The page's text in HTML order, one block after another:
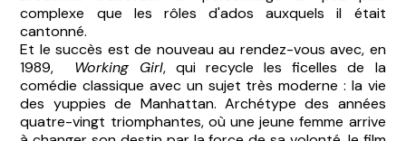
complexe que les rôles d'ados auxquels il était
cantonné.
Et le succès est de nouveau au rendez-vous avec, en
1989, Working Girl, qui recycle les ficelles de la
comédie classique avec un sujet très moderne : la vie
des yuppies de Manhattan. Archétype des années
quatre-vingt triomphantes, où une jeune femme arrive